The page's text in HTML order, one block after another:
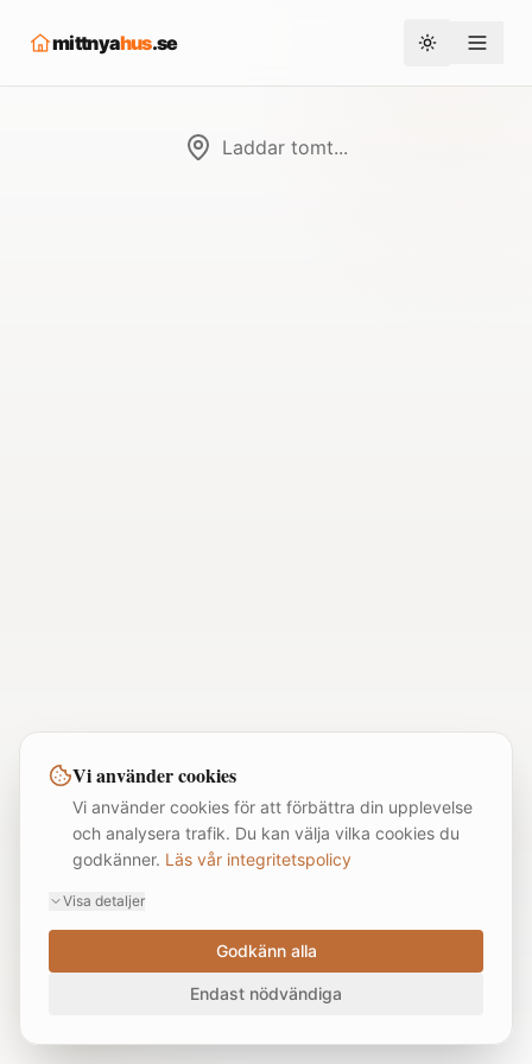
mittnyahus.se Toggle theme
Laddar tomt...
Vi använder cookies
Vi använder cookies för att förbättra din upplevelse
och analysera trafik. Du kan välja vilka cookies du
godkänner. Läs vår integritetspolicy
Visa detaljer
Godkänn alla
Endast nödvändiga